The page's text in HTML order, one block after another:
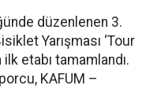
düzenlenen 3.
Yarışması ‘Tour
ilk etabı tamamlandı.
KAFUM –